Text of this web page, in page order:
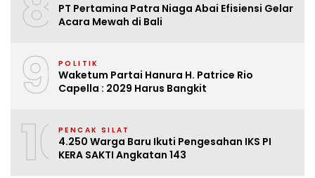
PT Pertamina Patra Niaga Abai Efisiensi Gelar
Acara Mewah di Bali
9 POLITIK
Waketum Partai Hanura H. Patrice Rio
Capella : 2029 Harus Bangkit
10PENCAK SILAT
4.250 Warga Baru Ikuti Pengesahan IKS PI
KERA SAKTI Angkatan 143